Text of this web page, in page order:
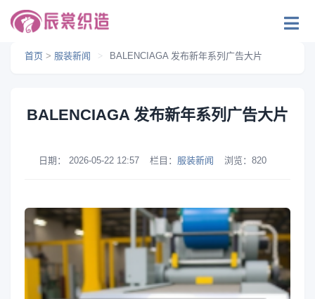
首页 > 服装新闻 > BALENCIAGA 发布新年系列广告大片
BALENCIAGA 发布新年系列广告大片
日期： 2026-05-22 12:57 栏目： 服装新闻 浏览： 820